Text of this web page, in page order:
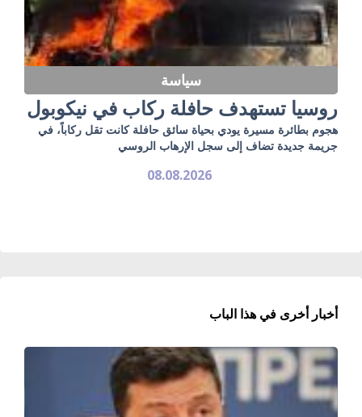
سياسة
روسيا تستهدف حافلة ركاب في نيكوبول
هجوم بطائرة مسيرة يودي بحياة سائق حافلة كانت تقل ركاباً، في
جريمة جديدة تضاف إلى سجل الإرهاب الروسي
08.08.2026
أخبار أخرى في هذا الباب